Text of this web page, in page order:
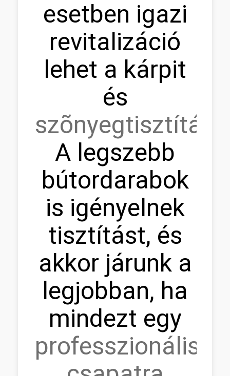
esetben igazi
revitalizáció
lehet a kárpit
és
szõnyegtisztítás.
A legszebb
bútordarabok
is igényelnek
tisztítást, és
akkor járunk a
legjobban, ha
mindezt egy
professzionális